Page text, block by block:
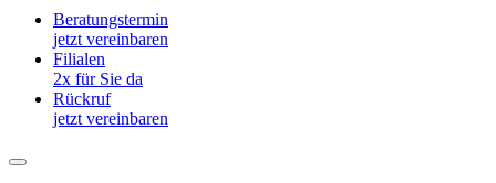
Beratungstermin
jetzt vereinbaren
Filialen
2x für Sie da
Rückruf
jetzt vereinbaren